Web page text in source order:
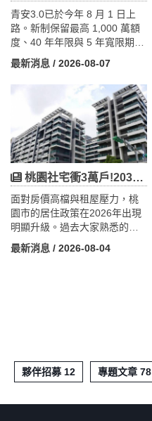
青安3.0已於今年 8 月 1 日上
路。新制保留最高 1,000 萬額
度、40 年年限與 5 年寬限期，
新增申貸須未滿 50 歲、本人年
所得不得逾 200 萬、購屋總價
設上限（桃園上限 2,000
萬），並加碼新婚 1,200 萬、
育兒 1,500 萬，利息補貼三年
後逐年退場。這些門檻正沿著
「婚育、年齡、總價」三軸把
桃園首購族分成買得起核心、
買得起外圍與暫時買不起三種
人。結合桃園實價數據，剖析
青埔、A7、中路藝文、大園、
楊梅、觀音新屋六大首購圈的
區域分流，帶你看懂 2026 桃園
最新消息 / 2026-08-07
桃園社宅衝3萬戶!2030市府自建近1萬、全市上看1萬5千,達成率已逾8成——居住正義正在加速
面對房價高檔與租屋壓力，桃
園市的居住政策在2026年出現
明顯升級。過去大家熟悉的
「社會住宅」持續加速興建，
目標往2030年自建1萬戶邁進；
路線的最新進度、資格與影響
說清楚。
最新消息 / 2026-08-04
夥伴招募 12 專題文章 78